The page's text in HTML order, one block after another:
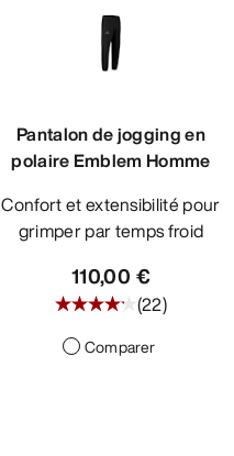
Pantalon de jogging en
polaire Emblem Homme
Confort et extensibilité pour
grimper par temps froid
110,00 €
(22)
Comparer